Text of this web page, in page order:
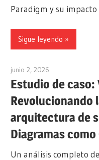
Paradigm y su impacto
Sigue leyendo
junio 2, 2026
Estudio de caso:
Revolucionando
arquitectura de
Diagramas como
Un análisis completo